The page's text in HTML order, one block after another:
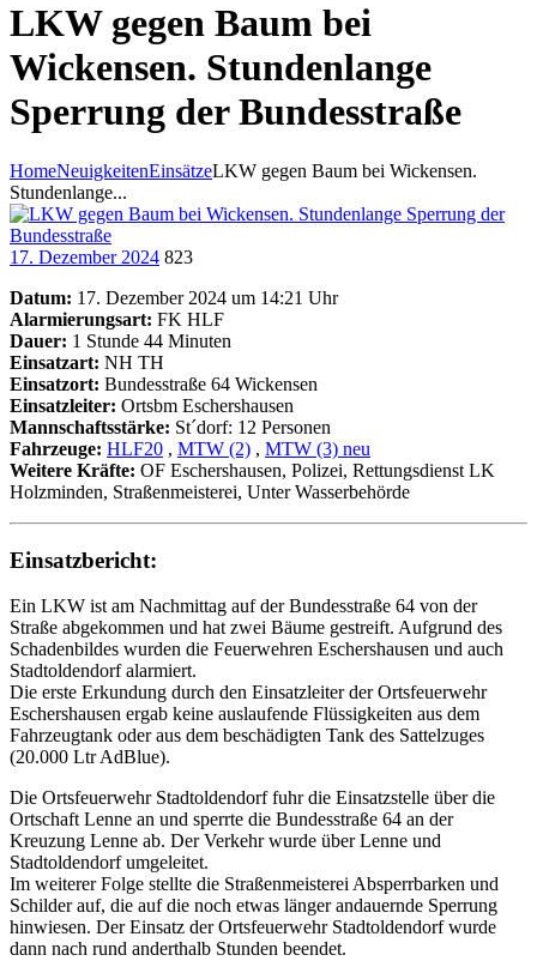
LKW gegen Baum bei
Wickensen. Stundenlange
Sperrung der Bundesstraße
HomeNeuigkeitenEinsätzeLKW gegen Baum bei Wickensen.
Stundenlange...
17. Dezember 2024 823
Datum: 17. Dezember 2024 um 14:21 Uhr
Alarmierungsart: FK HLF
Dauer: 1 Stunde 44 Minuten
Einsatzart: NH TH
Einsatzort: Bundesstraße 64 Wickensen
Einsatzleiter: Ortsbm Eschershausen
Mannschaftsstärke: St´dorf: 12 Personen
Fahrzeuge: HLF20 , MTW (2) , MTW (3) neu
Weitere Kräfte: OF Eschershausen, Polizei, Rettungsdienst LK
Holzminden, Straßenmeisterei, Unter Wasserbehörde
Einsatzbericht:
Ein LKW ist am Nachmittag auf der Bundesstraße 64 von der
Straße abgekommen und hat zwei Bäume gestreift. Aufgrund des
Schadenbildes wurden die Feuerwehren Eschershausen und auch
Stadtoldendorf alarmiert.
Die erste Erkundung durch den Einsatzleiter der Ortsfeuerwehr
Eschershausen ergab keine auslaufende Flüssigkeiten aus dem
Fahrzeugtank oder aus dem beschädigten Tank des Sattelzuges
(20.000 Ltr AdBlue).
Die Ortsfeuerwehr Stadtoldendorf fuhr die Einsatzstelle über die
Ortschaft Lenne an und sperrte die Bundesstraße 64 an der
Kreuzung Lenne ab. Der Verkehr wurde über Lenne und
Stadtoldendorf umgeleitet.
Im weiterer Folge stellte die Straßenmeisterei Absperrbarken und
Schilder auf, die auf die noch etwas länger andauernde Sperrung
hinwiesen. Der Einsatz der Ortsfeuerwehr Stadtoldendorf wurde
dann nach rund anderthalb Stunden beendet.